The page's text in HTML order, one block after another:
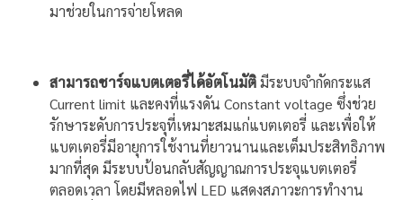
มาช่วยในการจ่ายโหลด
สามารถชาร์จแบตเตอรี่ได้อัตโนมัติมีระบบจำกัดกระแส
Current limit และคงที่แรงดัน Constant voltage ซึ่งช่วย
รักษาระดับการประจุที่เหมาะสมแก่แบตเตอรี่ และเพื่อให้
แบตเตอรี่มีอายุการใช้งานที่ยาวนานและเต็มประสิทธิภาพ
มากที่สุด มีระบบป้อนกลับสัญญาณการประจุแบตเตอรี่
ตลอดเวลา โดยมีหลอดไฟ LED แสดงสภาวะการทำงาน